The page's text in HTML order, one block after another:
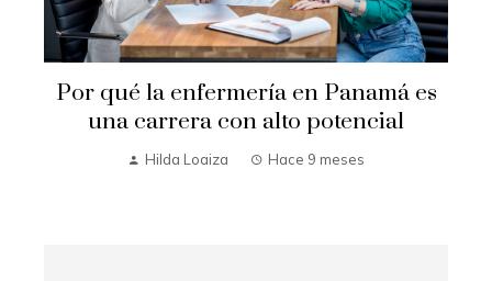
Por qué la enfermería en Panamá es
una carrera con alto potencial
Hilda Loaiza Hace 9 meses